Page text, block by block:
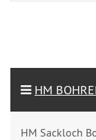
HM
HM Sackloch